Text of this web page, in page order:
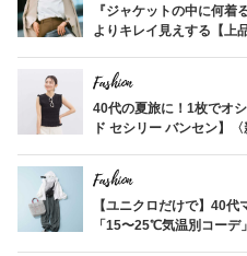
『ジャケットの中に何着
よりキレイ見えする【上
Fashion
40代の夏旅に！1枚でオ
ド セシリー バンセン】〈
Fashion
【ユニクロだけで】40
「15〜25℃気温別コーデ